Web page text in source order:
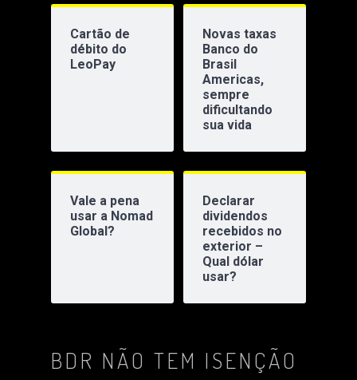
Cartão de
débito do
LeoPay
Novas taxas
Banco do
Brasil
Americas,
sempre
dificultando
sua vida
Vale a pena
usar a Nomad
Global?
Declarar
dividendos
recebidos no
exterior –
Qual dólar
usar?
BDR NÃO TEM ISENÇÃO